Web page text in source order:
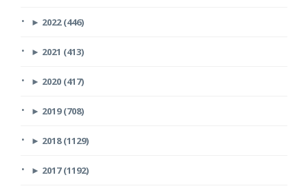
► 2022 (446)
► 2021 (413)
► 2020 (417)
► 2019 (708)
► 2018 (1129)
► 2017 (1192)